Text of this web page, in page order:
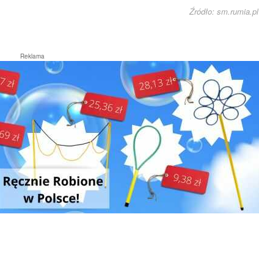
Źródło: sm.rumia.pl
Reklama